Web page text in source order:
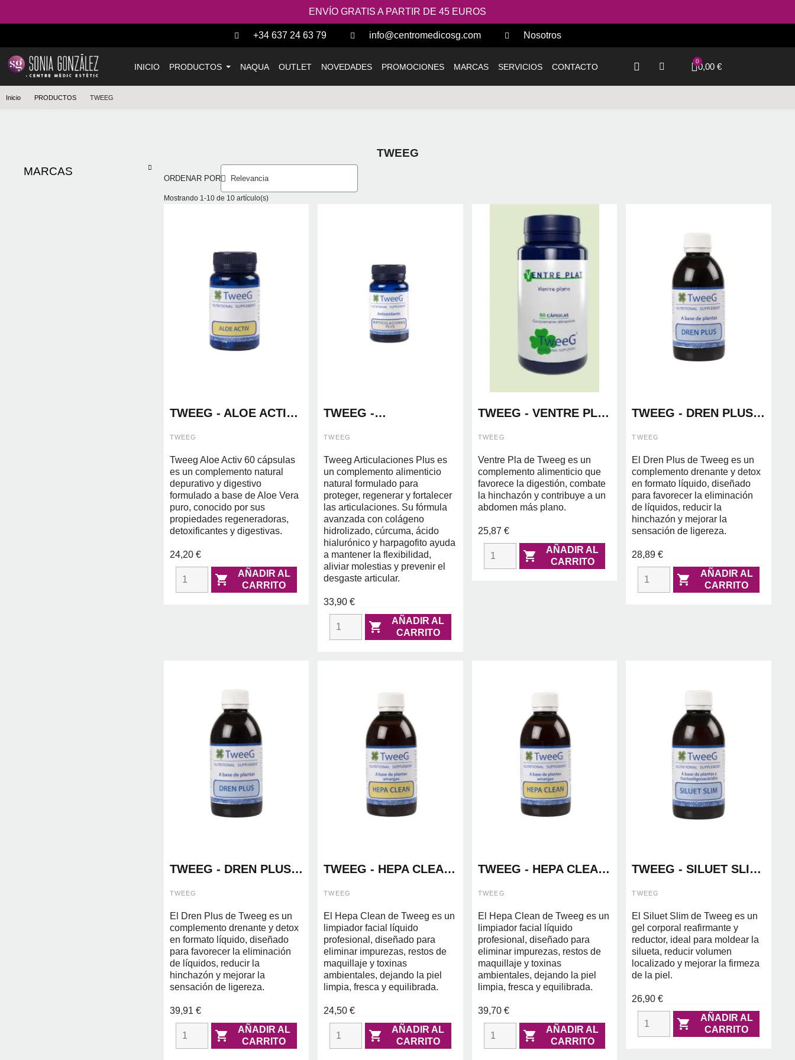
ENVÍO GRATIS A PARTIR DE 45 EUROS
+34 637 24 63 79 info@centromedicosg.com Nosotros
INICIO PRODUCTOS NAQUA OUTLET NOVEDADES PROMOCIONES MARCAS SERVICIOS CONTACTO 0,00 €
Inicio PRODUCTOS TWEEG
TWEEG
MARCAS
ORDENAR POR
Mostrando 1-10 de 10 artículo(s)
TWEEG - ALOE ACTIV
TWEEG
Tweeg Aloe Activ 60 cápsulas
es un complemento natural
depurativo y digestivo
formulado a base de Aloe Vera
puro, conocido por sus
propiedades regeneradoras,
detoxificantes y digestivas.
24,20 €

AÑADIR AL
CARRITO
TWEEG -
PLUS 60 CAPS
TWEEG
Tweeg Articulaciones Plus es
un complemento alimenticio
natural formulado para
proteger, regenerar y fortalecer
las articulaciones. Su fórmula
avanzada con colágeno
hidrolizado, cúrcuma, ácido
hialurónico y harpagofito ayuda
a mantener la flexibilidad,
aliviar molestias y prevenir el
desgaste articular.
33,90 €

AÑADIR AL
CARRITO
TWEEG - VENTRE PLA
TWEEG
Ventre Pla de Tweeg es un
complemento alimenticio que
favorece la digestión, combate
la hinchazón y contribuye a un
abdomen más plano.
25,87 €

AÑADIR AL
CARRITO
TWEEG - DREN PLUS
TWEEG
El Dren Plus de Tweeg es un
complemento drenante y detox
en formato líquido, diseñado
para favorecer la eliminación
de líquidos, reducir la
hinchazón y mejorar la
sensación de ligereza.
28,89 €

AÑADIR AL
CARRITO
TWEEG - DREN PLUS
TWEEG
El Dren Plus de Tweeg es un
complemento drenante y detox
en formato líquido, diseñado
para favorecer la eliminación
de líquidos, reducir la
hinchazón y mejorar la
sensación de ligereza.
39,91 €

AÑADIR AL
CARRITO
TWEEG - HEPA CLEAN
TWEEG
El Hepa Clean de Tweeg es un
limpiador facial líquido
profesional, diseñado para
eliminar impurezas, restos de
maquillaje y toxinas
ambientales, dejando la piel
limpia, fresca y equilibrada.
24,50 €

AÑADIR AL
CARRITO
TWEEG - HEPA CLEAN
TWEEG
El Hepa Clean de Tweeg es un
limpiador facial líquido
profesional, diseñado para
eliminar impurezas, restos de
maquillaje y toxinas
ambientales, dejando la piel
limpia, fresca y equilibrada.
39,70 €

AÑADIR AL
CARRITO
TWEEG - SILUET SLIM
TWEEG
El Siluet Slim de Tweeg es un
gel corporal reafirmante y
reductor, ideal para moldear la
silueta, reducir volumen
localizado y mejorar la firmeza
de la piel.
26,90 €

AÑADIR AL
CARRITO